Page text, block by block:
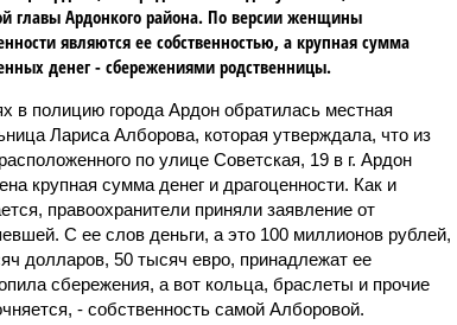
главы Ардонкого района. По версии женщины
являются ее собственностью, а крупная сумма
денег - сбережениями родственницы.
в полицию города Ардон обратилась местная
Лариса Алборова, которая утверждала, что из
по улице Советская, 19 в г. Ардон
крупная сумма денег и драгоценности. Как и
правоохранители приняли заявление от
С ее слов деньги, а это 100 миллионов рублей,
долларов, 50 тысяч евро, принадлежат ее
сбережения, а вот кольца, браслеты и прочие
- собственность самой Алборовой.